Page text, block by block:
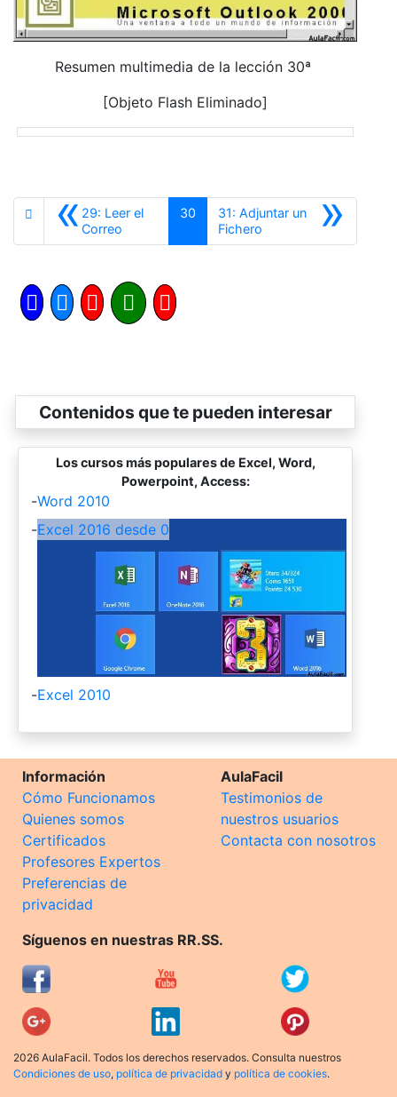
Resumen multimedia de la lección 30ª
[Objeto Flash Eliminado]
«29: Leer el
Correo
30 »
31: Adjuntar un
Fichero
Contenidos que te pueden interesar
Los cursos más populares de Excel, Word,
Powerpoint, Access:
-Word 2010
-Excel 2016 desde 0
-Excel 2010
Información
Cómo Funcionamos
Quienes somos
Certificados
Profesores Expertos
Preferencias de
privacidad
AulaFacil
Testimonios de
nuestros usuarios
Contacta con nosotros
Síguenos en nuestras RR.SS.
2026 AulaFacil. Todos los derechos reservados. Consulta nuestros
Condiciones de uso, política de privacidad y política de cookies.